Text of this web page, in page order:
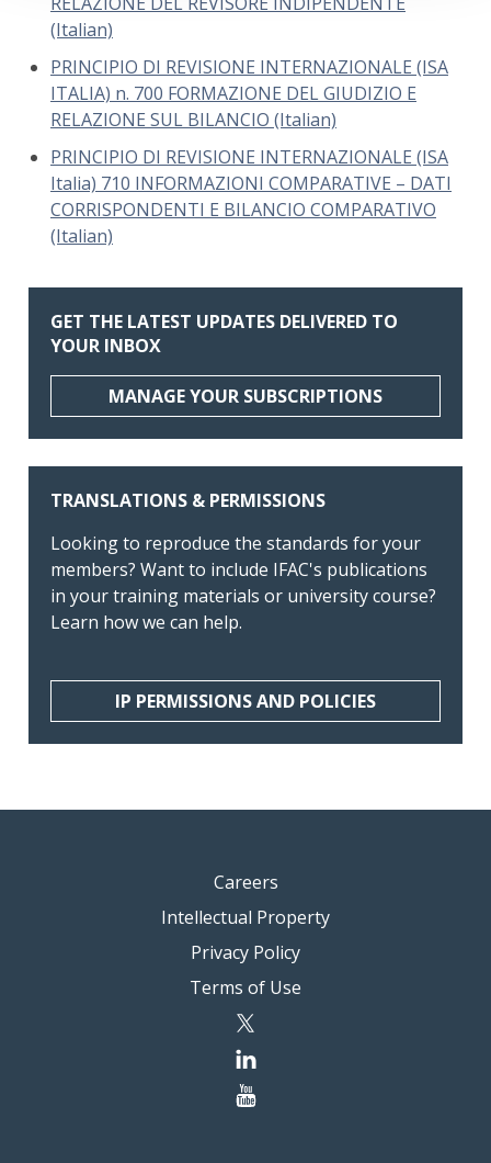
(Italian)
PRINCIPIO DI REVISIONE INTERNAZIONALE (ISA
ITALIA) n. 700 FORMAZIONE DEL GIUDIZIO E
RELAZIONE SUL BILANCIO (Italian)
PRINCIPIO DI REVISIONE INTERNAZIONALE (ISA
Italia) 710 INFORMAZIONI COMPARATIVE – DATI
CORRISPONDENTI E BILANCIO COMPARATIVO
(Italian)
GET THE LATEST UPDATES DELIVERED TO
YOUR INBOX
MANAGE YOUR SUBSCRIPTIONS
TRANSLATIONS & PERMISSIONS
Looking to reproduce the standards for your
members? Want to include IFAC's publications
in your training materials or university course?
Learn how we can help.
IP PERMISSIONS AND POLICIES
Careers
Intellectual Property
Privacy Policy
Terms of Use
twitter
linkedin
youtube